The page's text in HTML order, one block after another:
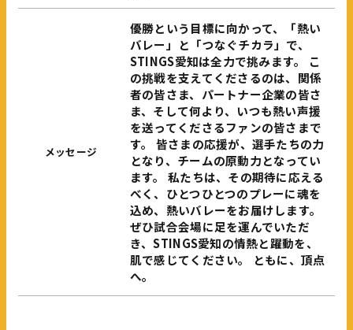
メッセージ
優勝という目標に向かって、「熱い
バレー」と「つなぐチカラ」で、
STINGS愛知は全力で挑みます。 こ
の挑戦を支えてくださるのは、関係
者の皆さま、パートナー企業の皆さ
ま、そして何より、いつも熱い声援
を送ってくださるファンの皆さまで
す。 皆さまの応援が、選手たちの力
となり、チームの原動力となってい
ます。 私たちは、その期待に応える
べく、ひとつひとつのプレーに魂を
込め、熱いバレーをお届けします。
ぜひ試合会場に足を運んでいただ
き、STINGS愛知の情熱と躍動を、
肌で感じてください。 ともに、頂点
へ。